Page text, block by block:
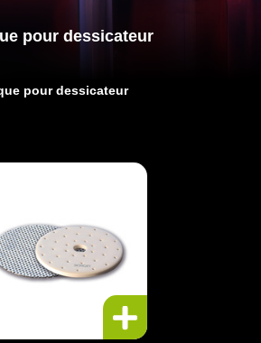
pour dessicateur
pour dessicateur